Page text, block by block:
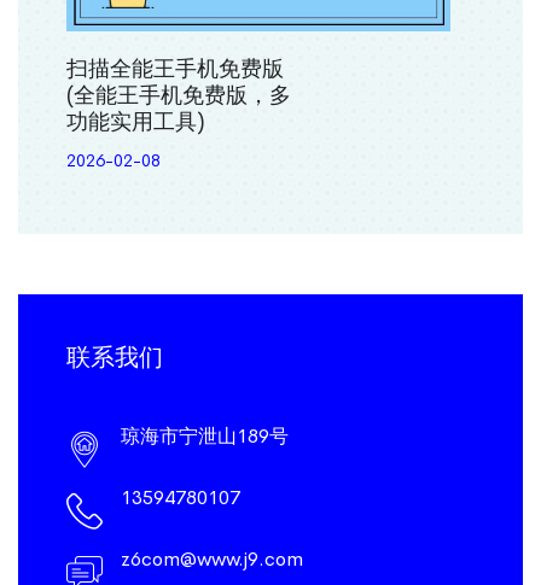
扫描全能王手机免费版
(全能王手机免费版，多
功能实用工具)
2026-02-08
联系我们
琼海市宁泄山189号
13594780107
z6com@www.j9.com